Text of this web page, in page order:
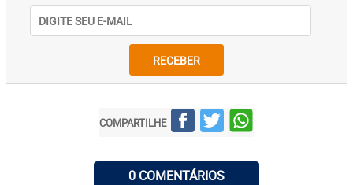
RECEBER
COMPARTILHE
0 COMENTÁRIOS